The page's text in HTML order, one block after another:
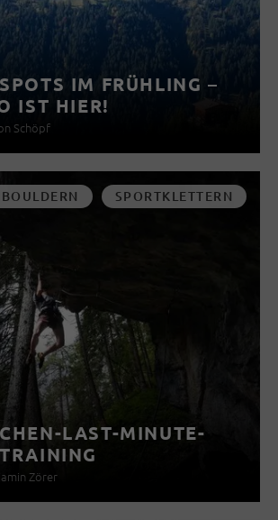
IM FRÜHLING –
IST HIER!
Schöpf
BOULDERN SPORTKLETTERN
LAST-MINUTE-
Zörer